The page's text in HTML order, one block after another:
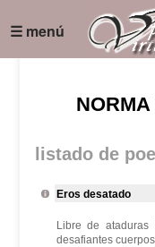
☰ menú
listado de
Eros desatado
Libre de
desafiantes